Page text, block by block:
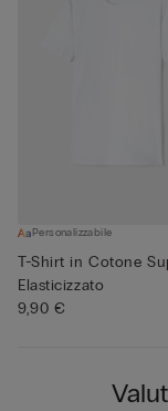
Personalizzabile
T-Shirt in Cotone
Elasticizzato
9,90 €